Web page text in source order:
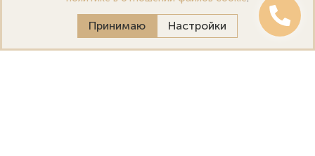
Режим работы:
Пн-Пт: 10:00–20:00
Принимаю Настройки